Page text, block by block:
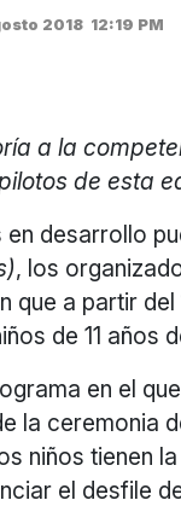
2018 12:19 PM
a la
de esta
desarrollo
, los
que a partir
de 11 años
en el
la ceremonia
niños tienen
el desfile